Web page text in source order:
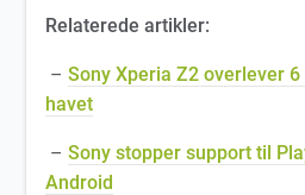
Relaterede artikler:
–Sony Xperia Z2 overlever
havet
–Sony stopper support til
Android